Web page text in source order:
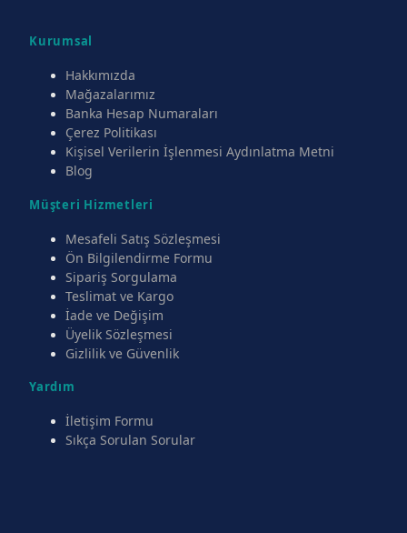
Kurumsal
Hakkımızda
Mağazalarımız
Banka Hesap Numaraları
Çerez Politikası
Kişisel Verilerin İşlenmesi Aydınlatma Metni
Blog
Müşteri Hizmetleri
Mesafeli Satış Sözleşmesi
Ön Bilgilendirme Formu
Sipariş Sorgulama
Teslimat ve Kargo
İade ve Değişim
Üyelik Sözleşmesi
Gizlilik ve Güvenlik
Yardım
İletişim Formu
Sıkça Sorulan Sorular